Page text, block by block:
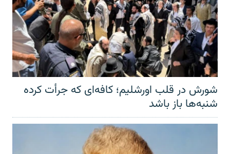
شورش در قلب اورشلیم؛ کافه‌ای که جرأت کرده
شنبه‌ها باز باشد